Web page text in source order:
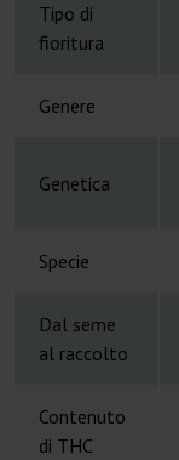
Tipo di
fioritura
Genere
Genetica
Specie
Dal seme
al raccolto
Contenuto
di THC